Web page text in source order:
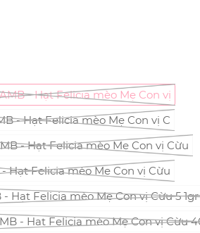
- Hạt Felicia mèo Mẹ Con vị
- Hạt Felicia mèo Mẹ Con vị C
- Hạt Felicia mèo Mẹ Con vị Cừu
Hạt Felicia mèo Mẹ Con vị Cừu
Hạt Felicia mèo Mẹ Con vị Cừu 5
- Hạt Felicia mèo Mẹ Con vị Cừu